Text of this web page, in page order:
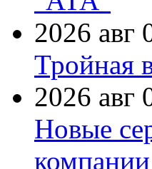
2026 авг
Тройная
2026 авг
Новые